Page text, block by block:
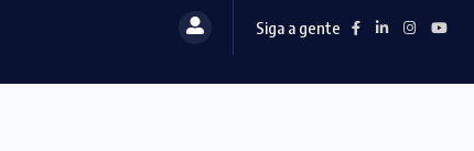
Siga a gente